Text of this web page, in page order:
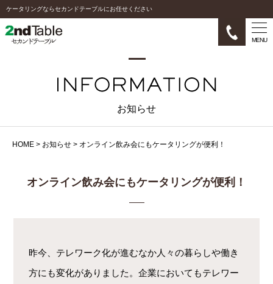
ケータリングならセカンドテーブルにお任せください
MENU
お知らせ
HOME > お知らせ > オンライン飲み会にもケータリングが便利！
オンライン飲み会にもケータリングが便利！
昨今、テレワーク化が進むなか人々の暮らしや働き
方にも変化がありました。企業においてもテレワー